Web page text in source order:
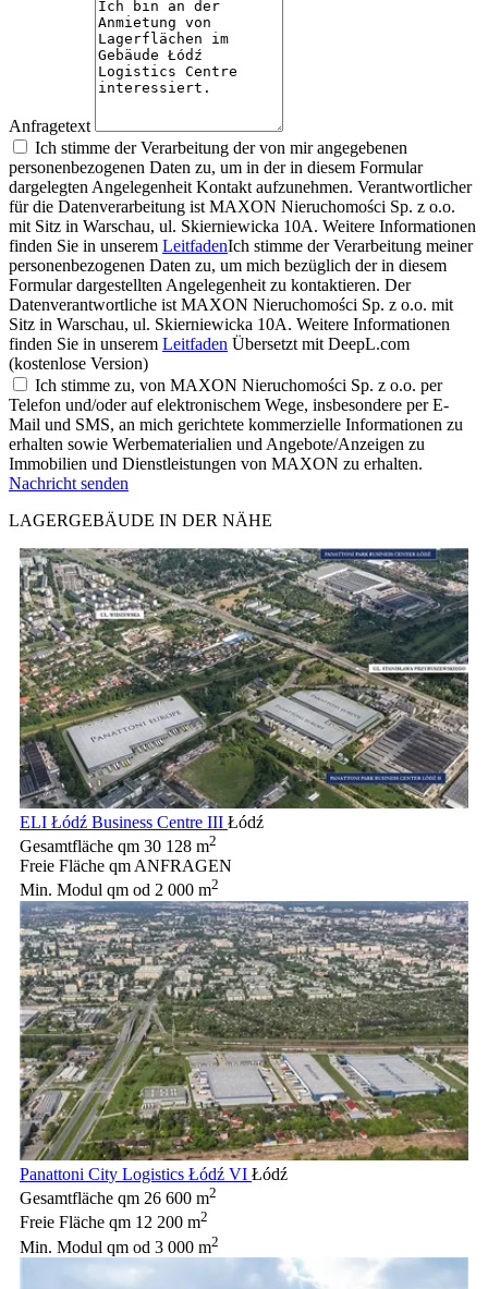
Anfragetext
Ich stimme der Verarbeitung der von mir angegebenen
personenbezogenen Daten zu, um in der in diesem Formular
dargelegten Angelegenheit Kontakt aufzunehmen. Verantwortlicher
für die Datenverarbeitung ist MAXON Nieruchomości Sp. z o.o.
mit Sitz in Warschau, ul. Skierniewicka 10A. Weitere Informationen
finden Sie in unserem LeitfadenIch stimme der Verarbeitung meiner
personenbezogenen Daten zu, um mich bezüglich der in diesem
Formular dargestellten Angelegenheit zu kontaktieren. Der
Datenverantwortliche ist MAXON Nieruchomości Sp. z o.o. mit
Sitz in Warschau, ul. Skierniewicka 10A. Weitere Informationen
finden Sie in unserem Leitfaden Übersetzt mit DeepL.com
(kostenlose Version)
Ich stimme zu, von MAXON Nieruchomości Sp. z o.o. per
Telefon und/oder auf elektronischem Wege, insbesondere per E-
Mail und SMS, an mich gerichtete kommerzielle Informationen zu
erhalten sowie Werbematerialien und Angebote/Anzeigen zu
Immobilien und Dienstleistungen von MAXON zu erhalten.
Nachricht senden
LAGERGEBÄUDE IN DER NÄHE
ELI Łódź Business Centre III Łódź
Gesamtfläche qm 30 128 m2
Freie Fläche qm ANFRAGEN
Min. Modul qm od 2 000 m2
Panattoni City Logistics Łódź VI Łódź
Gesamtfläche qm 26 600 m2
Freie Fläche qm 12 200 m2
Min. Modul qm od 3 000 m2